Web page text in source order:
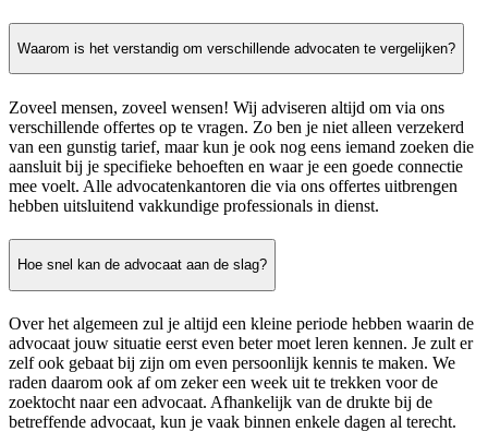
Waarom is het verstandig om verschillende advocaten te vergelijken?
Zoveel mensen, zoveel wensen! Wij adviseren altijd om via ons
verschillende offertes op te vragen. Zo ben je niet alleen verzekerd
van een gunstig tarief, maar kun je ook nog eens iemand zoeken die
aansluit bij je specifieke behoeften en waar je een goede connectie
mee voelt. Alle advocatenkantoren die via ons offertes uitbrengen
hebben uitsluitend vakkundige professionals in dienst.
Hoe snel kan de advocaat aan de slag?
Over het algemeen zul je altijd een kleine periode hebben waarin de
advocaat jouw situatie eerst even beter moet leren kennen. Je zult er
zelf ook gebaat bij zijn om even persoonlijk kennis te maken. We
raden daarom ook af om zeker een week uit te trekken voor de
zoektocht naar een advocaat. Afhankelijk van de drukte bij de
betreffende advocaat, kun je vaak binnen enkele dagen al terecht.